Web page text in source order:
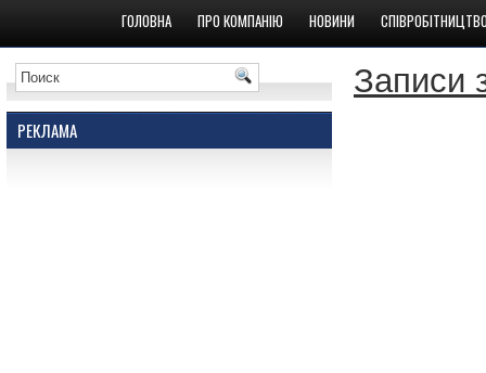
ГОЛОВНА ПРО КОМПАНІЮ НОВИНИ
РЕКЛАМА
Записи